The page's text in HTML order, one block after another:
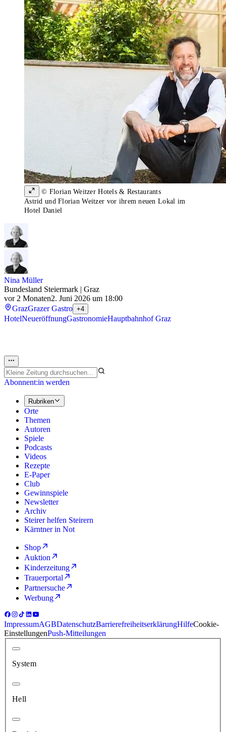
© Florian Weitzer Hotels & Restaurants
Astrid und Florian Weitzer vor ihrem neuen Lokal im
Hotel Daniel
Nina Müller
Bundesland Steiermark | Graz
vor 2 Monaten2. Juni 2026 um 18:00
GrazGrazer Gastro +4
HotelNeueröffnungGastronomieHauptbahnhof Graz
Abonnent:in werden
Rubriken
Orte
Themen
Autoren
Spiele
Podcasts
Videos
Rezepte
E-Paper
Club
Gewinnspiele
Newsletter
Archiv
Steirer helfen Steirern
Kärntner in Not
Shop
Auktion
Kinderzeitung
Trauerportal
Partnersuche
Werbung
ImpressumAGBDatenschutzBarrierefreiheitserklärungHilfeCookie-
EinstellungenPush-Mitteilungen
System
Hell